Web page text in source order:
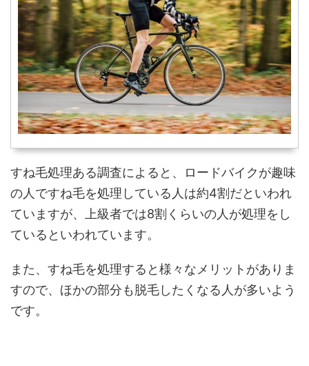
すね毛処理ある調査によると、ロードバイクが趣味
の人ですね毛を処理している人は約4割だといわれ
ていますが、上級者では8割くらいの人が処理をし
ているといわれています。
また、すね毛を処理すると様々なメリットがありま
すので、ほかの部分も脱毛したくなる人が多いよう
です。